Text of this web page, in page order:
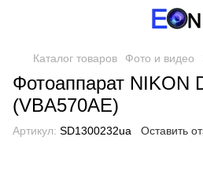
Каталог товаров Фото и видео
Фотоаппарат NIKON
(VBA570AE)
Артикул: SD1300232ua Оставить